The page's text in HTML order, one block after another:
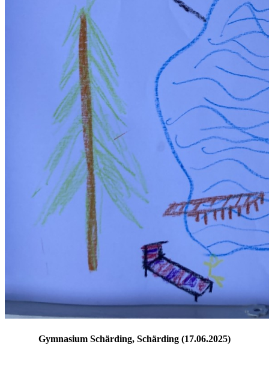
Gymnasium Schärding, Schärding (17.06.2025)